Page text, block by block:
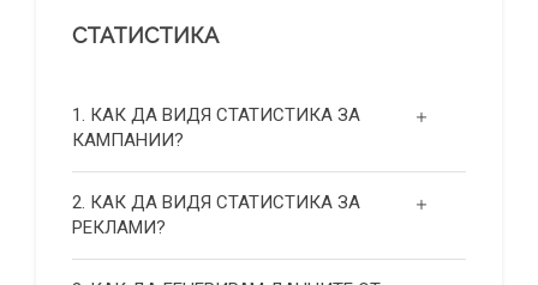
СТАТИСТИКА
1. КАК ДА ВИДЯ СТАТИСТИКА ЗА
КАМПАНИИ?
2. КАК ДА ВИДЯ СТАТИСТИКА ЗА
РЕКЛАМИ?